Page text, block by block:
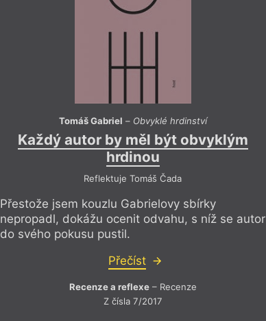
Tomáš Gabriel – Obvyklé hrdinství
Každý autor by měl být obvyklým
hrdinou
Reflektuje Tomáš Čada
Přestože jsem kouzlu Gabrielovy sbírky
nepropadl, dokážu ocenit odvahu, s níž se autor
do svého pokusu pustil.
Přečíst
Recenze a reflexe– Recenze
Z čísla 7/2017